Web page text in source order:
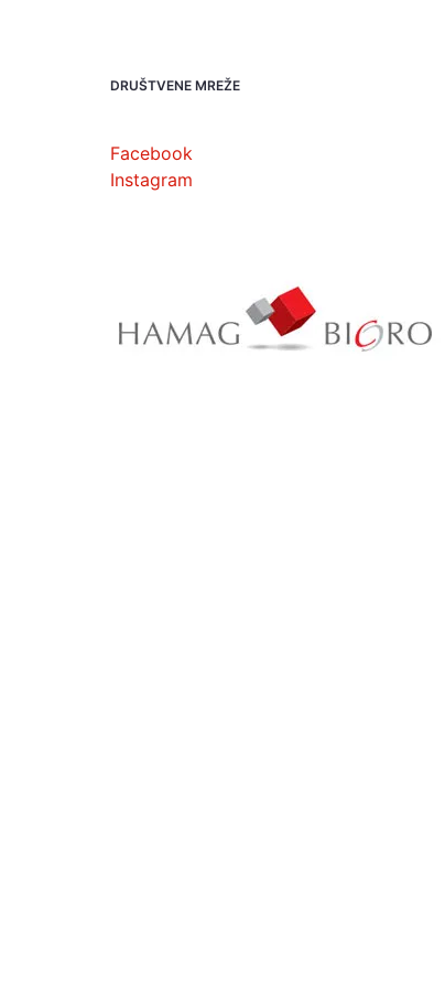
DRUŠTVENE MREŽE
Facebook
Instagram